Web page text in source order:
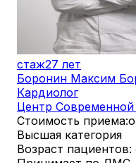
стаж27 лет
Боронин Максим
Кардиолог
Центр
Стоимость приема:
Высшая категория
Возраст пациентов: